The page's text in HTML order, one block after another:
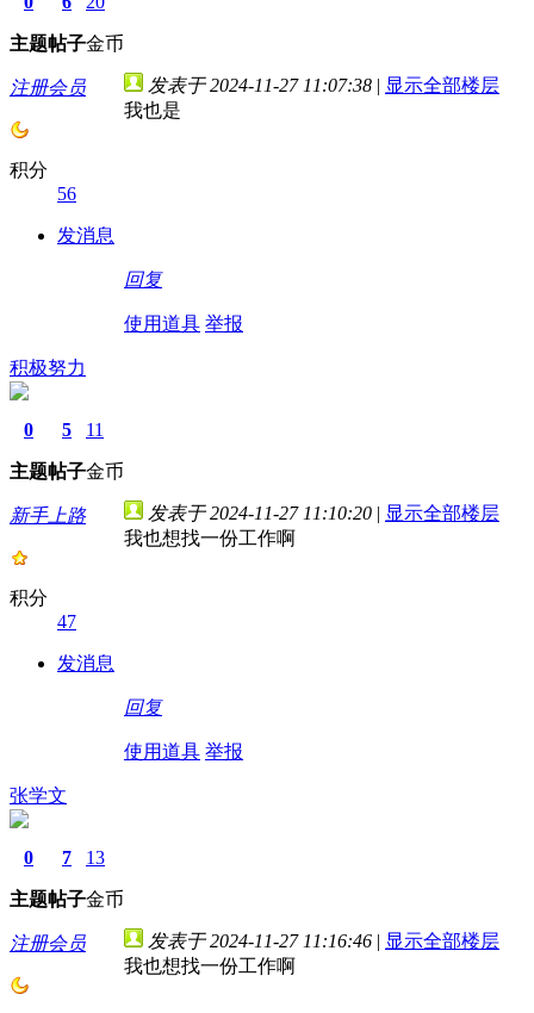
主题帖子金币
注册会员
积分
56
发消息
发表于 2024-11-27 11:07:38 | 显示全部楼层
我也是
回复
使用道具 举报
积极努力
0
主题
5
帖子
11
金币
新手上路
积分
47
发消息
发表于 2024-11-27 11:10:20 | 显示全部楼层
我也想找一份工作啊
回复
使用道具 举报
张学文
0
主题
7
帖子
13
金币
注册会员 发表于 2024-11-27 11:16:46 | 显示全部楼层
我也想找一份工作啊